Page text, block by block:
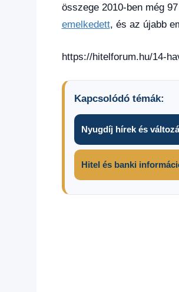
összege 2010-ben még
emelkedett, és az újabb
https://hitelforum.hu/14-
Kapcsolódó témák:
Nyugdíj hírek és
Hitel és banki